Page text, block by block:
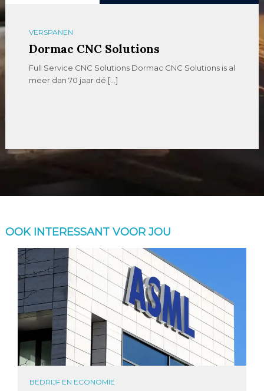
VERSPANEN
Dormac CNC Solutions
Full Service CNC Solutions Dormac CNC Solutions is al
meer dan 70 jaar dé […]
OOK INTERESSANT VOOR JOU
BEDRIJF EN ECONOMIE